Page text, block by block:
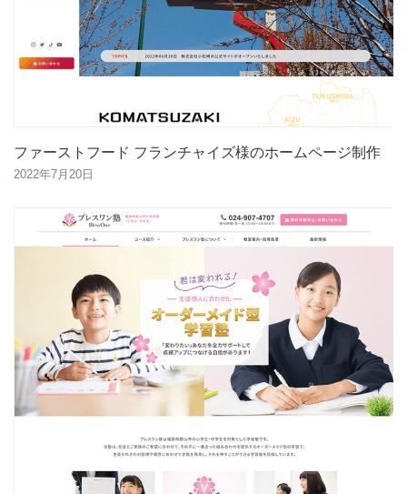
ファーストフード フランチャイズ様のホームページ制作
2022年7月20日